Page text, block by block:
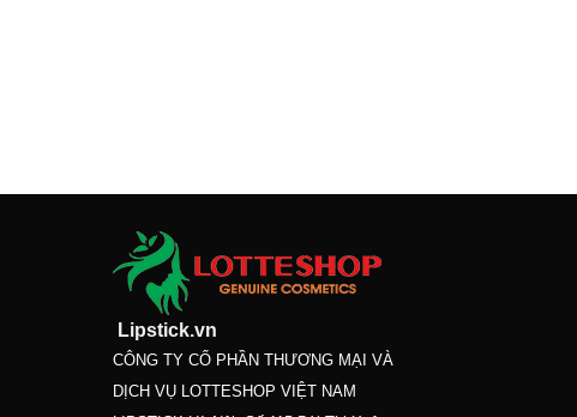
Lipstick.vn
CÔNG TY CỔ PHẦN THƯƠNG MẠI VÀ
DỊCH VỤ LOTTESHOP VIỆT NAM